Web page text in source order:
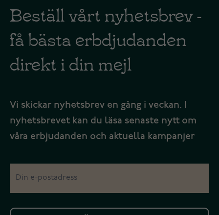
Beställ vårt nyhetsbrev -
få bästa erbdjudanden
direkt i din mejl
Vi skickar nyhetsbrev en gång i veckan. I
nyhetsbrevet kan du läsa senaste nytt om
våra erbjudanden och aktuella kampanjer